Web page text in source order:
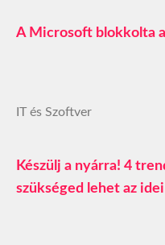
A Microsoft blokkolta
IT és Szoftver
Készülj a nyárra! 4
szükséged lehet az